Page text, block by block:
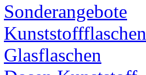
Sonderangebote
Kunststoffflaschen
Glasflaschen